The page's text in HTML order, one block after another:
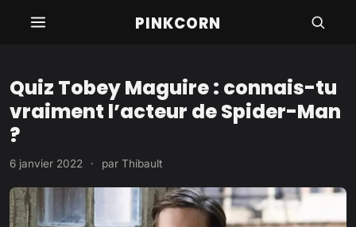
PINKCORN
Quiz Tobey Maguire : connais-tu
vraiment l’acteur de Spider-Man
?
6 janvier 2022 · par Thibault